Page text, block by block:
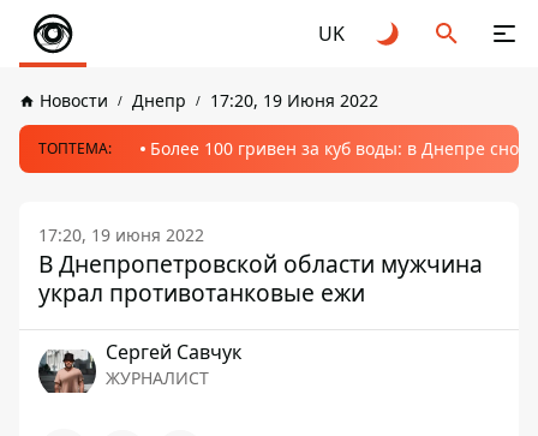
UK
Новости Днепр 17:20, 19 Июня 2022
ТОПТЕМА: Более 100 гривен за куб воды: в Днепре
17:20, 19 июня 2022
В Днепропетровской области мужчина
украл противотанковые ежи
Сергей Савчук
ЖУРНАЛИСТ